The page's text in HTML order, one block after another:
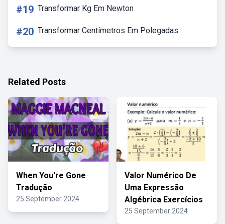
#19 Transformar Kg Em Newton
#20 Transformar Centímetros Em Polegadas
Related Posts
When You're Gone
Tradução
25 September 2024
Valor Numérico De
Uma Expressão
Algébrica Exercícios
25 September 2024